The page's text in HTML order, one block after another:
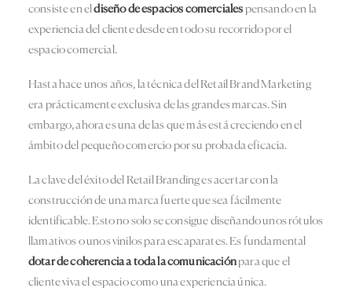
consiste en eldiseño de espacios comerciales pensando en la
experiencia del cliente desde en todo su recorrido por el
espacio comercial.
Hasta hace unos años, la técnica del Retail Brand Marketing
era prácticamente exclusiva de las grandes marcas. Sin
embargo, ahora es una de las que más está creciendo en el
ámbito del pequeño comercio por su probada eficacia.
La clave del éxito del Retail Branding es acertar con la
construcción de una marca fuerte que sea fácilmente
identificable. Esto no solo se consigue diseñando unos rótulos
llamativos o unos vinilos para escaparates. Es fundamental
dotar de coherencia a toda la comunicaciónpara que el
cliente viva el espacio como una experiencia única.